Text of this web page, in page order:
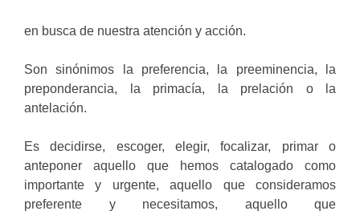
en busca de nuestra atención y acción.
Son sinónimos la preferencia, la preeminencia, la
preponderancia, la primacía, la prelación o la
antelación.
Es decidirse, escoger, elegir, focalizar, primar o
anteponer aquello que hemos catalogado como
importante y urgente, aquello que consideramos
preferente y necesitamos, aquello que